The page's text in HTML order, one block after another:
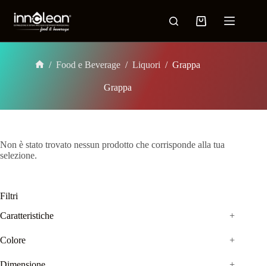
/ Food e Beverage / Liquori / Grappa
Grappa
Non è stato trovato nessun prodotto che corrisponde alla tua
selezione.
Filtri
Caratteristiche
+
Colore +